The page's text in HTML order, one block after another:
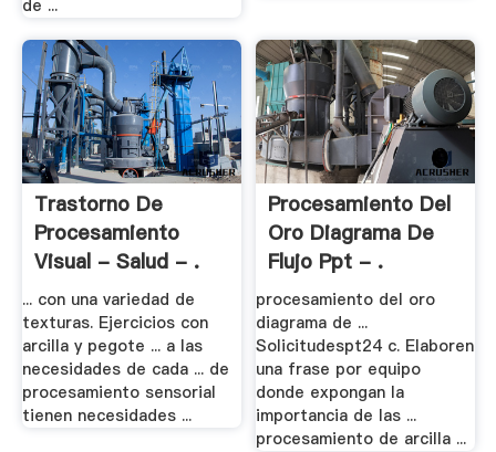
de ...
Trastorno De
Procesamiento
Visual - Salud - .
... con una variedad de
texturas. Ejercicios con
arcilla y pegote ... a las
necesidades de cada ... de
procesamiento sensorial
tienen necesidades ...
Procesamiento Del
Oro Diagrama De
Flujo Ppt - .
procesamiento del oro
diagrama de ...
Solicitudespt24 c. Elaboren
una frase por equipo
donde expongan la
importancia de las ...
procesamiento de arcilla ...